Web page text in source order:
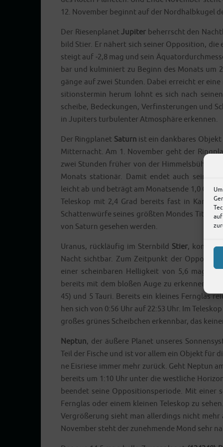
12. Novem­ber beginnt auf der Nord­halb­ku­gel
Der Rie­sen­pla­netJupi­ter beherrscht den
bild Stier. Er nähert sich sei­ner Oppo­si­ti­on,
steigt auf ‑2,8 mag und sein
bar und kul­mi­niert zu Beginn des Monats um
gän­ge auf zwei Stun­den. Dabei erreicht er
si­ti­ons­ter­min her­um lohnt es sich nach
schei­be, Bede­ckun­gen, Ver­fins­te­run­gen und
in Jupi­ters tur­bu­len­ter Atmo­sphä­re erkennen.
Der Ring­pla­net Saturn ist ein dank­ba­res
Mit­ter­nacht. Am 1. Novem­ber geht der
zwei Stun­den frü­her von der Him­mels­büh­ne.
Monats sta­tio­när. Damit endet auch sei­ne
leicht ab und beträgt am Monats­en­de 1,0
Tele­skop mit 2,4 Grad bereits fast in
Schat­ten­wür­fe sei­nes größ­ten Mon­des Titan.
von Saturn gese­hen werden.
Ura­nus, rück­läu­fig im Stern­bild Stier, kommt
Nacht sicht­bar. Zum Zeit­punkt der
einer schein­ba­ren Hel­lig­keit von 5,6 mag
bereits mit dem blo­ßen Auge zu erken­nen.
45) und 5 Tau­ri. Bereits ein klei­nes Fern­glas
hen sich von 0:56 Uhr auf 22:53 Uhr. Im
gro­ßes grü­nes Scheib­chen erkenn­bar, das
Nep­tun, der äuße­re Pla­net unse­res
Teil der Fische und ist vor allem ein Objekt für
ne Eis­rie­se immer mehr zurück. Geht Nep­tun
bereits um 1:10 Uhr unter die west­li­che
been­det sei­ne Oppo­si­ti­ons­pe­ri­ode. Mit einer
Fern­glas oder einem klei­nen Tele­skop zu
Ver­grö­ße­rung sieht man aller­dings nicht mehr
Novem­ber steht der zuneh­men­de Mond sehr